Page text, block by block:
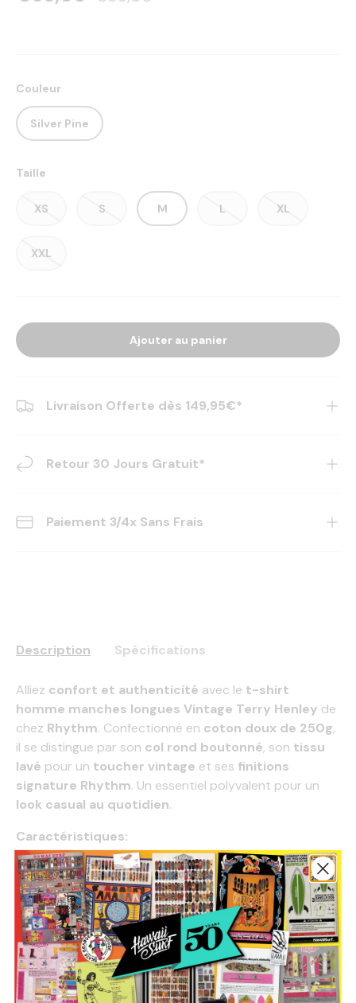
Couleur
Silver Pine
Taille
XS S M L XL
XXL
Ajouter au panier
Livraison Offerte dès 149,95€*
Retour 30 Jours Gratuit*
Paiement 3/4x Sans Frais
Description Spécifications
Alliez confort et authenticité avec le t-shirt
homme manches longues Vintage Terry Henley de
chez Rhythm. Confectionné en coton doux de 250g,
il se distingue par son col rond boutonné, son tissu
lavé pour un toucher vintage et ses finitions
signature Rhythm. Un essentiel polyvalent pour un
look casual au quotidien.
Caractéristiques:
Matériaux :
100% coton – 250g
Détails :
Col rond avec patte boutonnée
Tissu lavé pour un toucher vintage